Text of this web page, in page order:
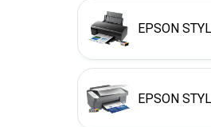
EPSON
EPSON